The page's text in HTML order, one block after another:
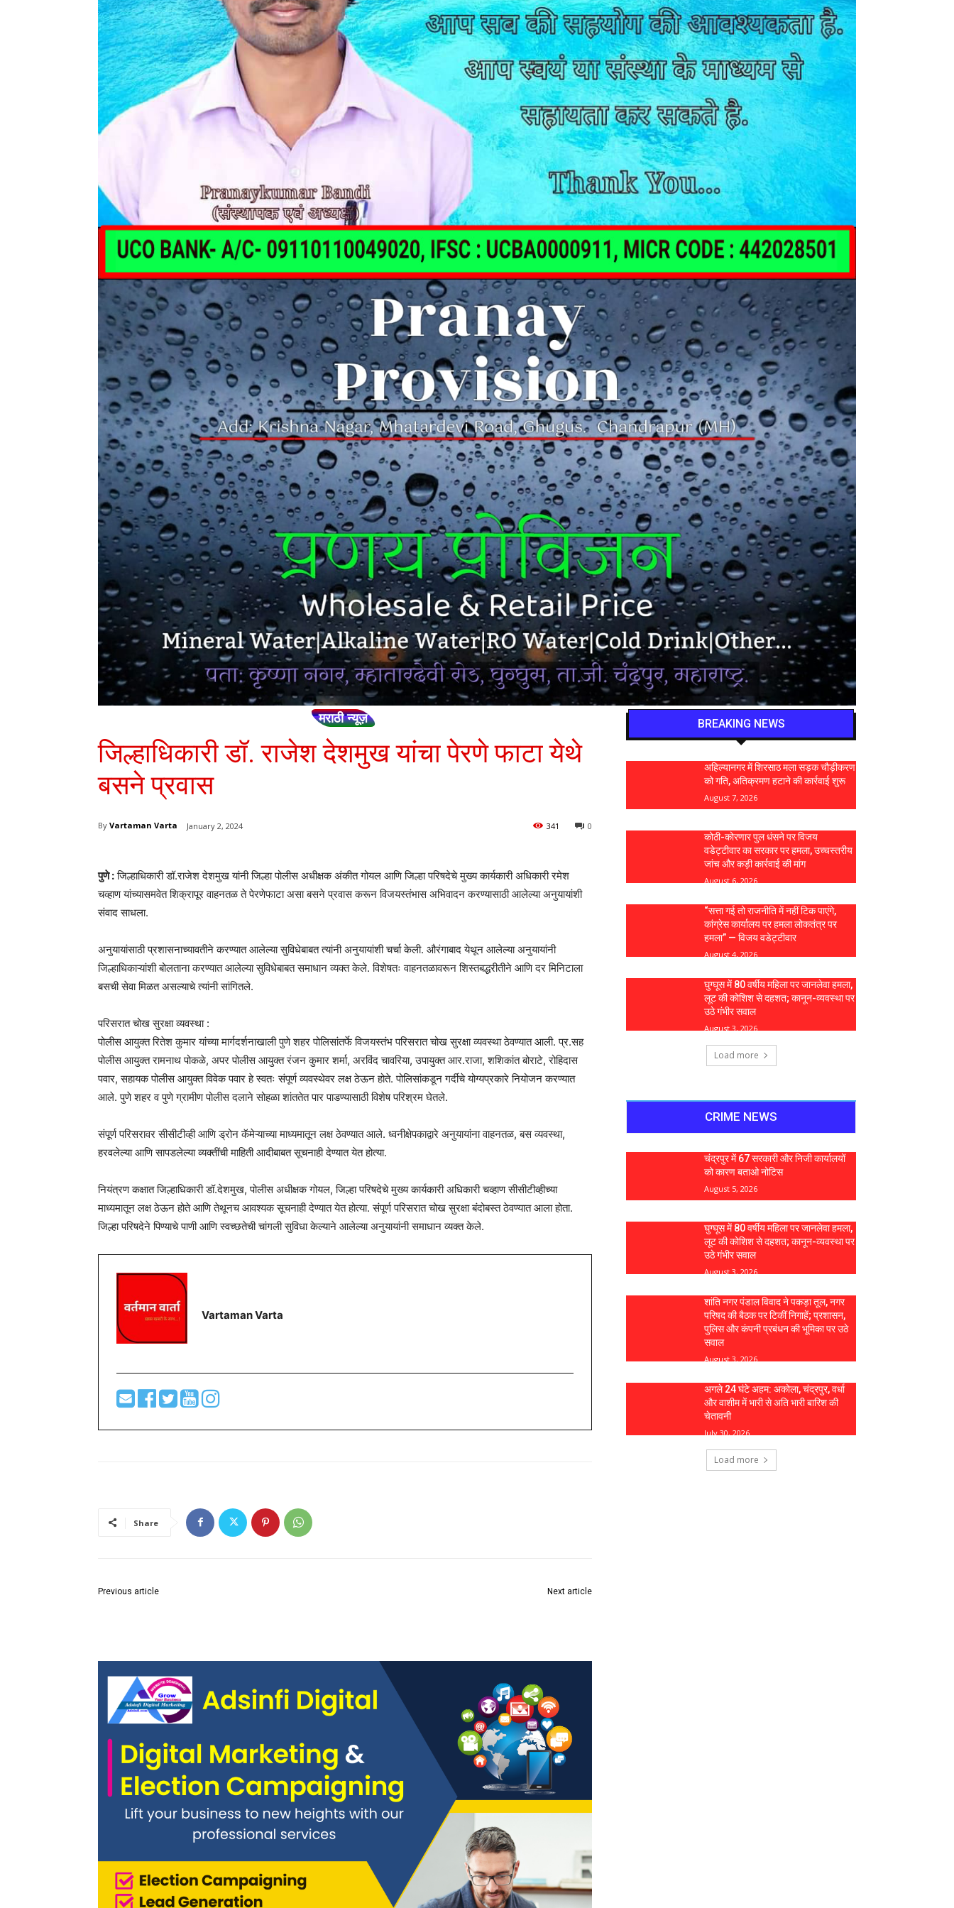
मराठी न्यूज़
जिल्हाधिकारी डॉ. राजेश देशमुख यांचा पेरणे फाटा येथे
बसने प्रवास
By Vartaman Varta January 2, 2024 0
341
पुणे :जिल्हाधिकारी डॉ.राजेश देशमुख यांनी जिल्हा पोलीस अधीक्षक अंकीत गोयल आणि जिल्हा परिषदेचे मुख्य कार्यकारी अधिकारी रमेश
चव्हाण यांच्यासमवेत शिक्रापूर वाहनतळ ते पेरणेफाटा असा बसने प्रवास करून विजयस्तंभास अभिवादन करण्यासाठी आलेल्या अनुयायांशी
संवाद साधला.
अनुयायांसाठी प्रशासनाच्यावतीने करण्यात आलेल्या सुविधेबाबत त्यांनी अनुयायांशी चर्चा केली. औरंगाबाद येथून आलेल्या अनुयायांनी
जिल्हाधिकाऱ्यांशी बोलताना करण्यात आलेल्या सुविधेबाबत समाधान व्यक्त केले. विशेषतः वाहनतळावरून शिस्तबद्धरीतीने आणि दर मिनिटाला
बसची सेवा मिळत असल्याचे त्यांनी सांगितले.
परिसरात चोख सुरक्षा व्यवस्था :
पोलीस आयुक्त रितेश कुमार यांच्या मार्गदर्शनाखाली पुणे शहर पोलिसांतर्फे विजयस्तंभ परिसरात चोख सुरक्षा व्यवस्था ठेवण्यात आली. प्र.सह
पोलीस आयुक्त रामनाथ पोकळे, अपर पोलीस आयुक्त रंजन कुमार शर्मा, अरविंद चावरिया, उपायुक्त आर.राजा, शशिकांत बोराटे, रोहिदास
पवार, सहायक पोलीस आयुक्त विवेक पवार हे स्वतः संपूर्ण व्यवस्थेवर लक्ष ठेऊन होते. पोलिसांकडून गर्दीचे योग्यप्रकारे नियोजन करण्यात
आले. पुणे शहर व पुणे ग्रामीण पोलीस दलाने सोहळा शांततेत पार पाडण्यासाठी विशेष परिश्रम घेतले.
संपूर्ण परिसरावर सीसीटीव्ही आणि ड्रोन कॅमेऱ्याच्या माध्यमातून लक्ष ठेवण्यात आले. ध्वनीक्षेपकाद्वारे अनुयायांना वाहनतळ, बस व्यवस्था,
हरवलेल्या आणि सापडलेल्या व्यक्तींची माहिती आदीबाबत सूचनाही देण्यात येत होत्या.
नियंत्रण कक्षात जिल्हाधिकारी डॉ.देशमुख, पोलीस अधीक्षक गोयल, जिल्हा परिषदेचे मुख्य कार्यकारी अधिकारी चव्हाण सीसीटीव्हीच्या
माध्यमातून लक्ष ठेऊन होते आणि तेथूनच आवश्यक सूचनाही देण्यात येत होत्या. संपूर्ण परिसरात चोख सुरक्षा बंदोबस्त ठेवण्यात आला होता.
जिल्हा परिषदेने पिण्याचे पाणी आणि स्वच्छतेची चांगली सुविधा केल्याने आलेल्या अनुयायांनी समाधान व्यक्त केले.
Vartaman Varta
Share
Previous article Next article
BREAKING NEWS
अहिल्यानगर में शिरसाठ मला सड़क चौड़ीकरण
को गति, अतिक्रमण हटाने की कार्रवाई शुरू
August 7, 2026
कोठी-कोरणार पुल धंसने पर विजय
वडेट्टीवार का सरकार पर हमला, उच्चस्तरीय
जांच और कड़ी कार्रवाई की मांग
August 6, 2026
“सत्ता गई तो राजनीति में नहीं टिक पाएंगे,
कांग्रेस कार्यालय पर हमला लोकतंत्र पर
हमला” — विजय वडेट्टीवार
August 4, 2026
घुग्घूस में 80 वर्षीय महिला पर जानलेवा हमला,
लूट की कोशिश से दहशत; कानून-व्यवस्था पर
उठे गंभीर सवाल
August 3, 2026
Load more
CRIME NEWS
चंद्रपुर में 67 सरकारी और निजी कार्यालयों
को कारण बताओ नोटिस
August 5, 2026
घुग्घूस में 80 वर्षीय महिला पर जानलेवा हमला,
लूट की कोशिश से दहशत; कानून-व्यवस्था पर
उठे गंभीर सवाल
August 3, 2026
शांति नगर पंडाल विवाद ने पकड़ा तूल, नगर
परिषद की बैठक पर टिकीं निगाहें; प्रशासन,
पुलिस और कंपनी प्रबंधन की भूमिका पर उठे
सवाल
August 3, 2026
अगले 24 घंटे अहम: अकोला, चंद्रपुर, वर्धा
और वाशीम में भारी से अति भारी बारिश की
चेतावनी
July 30, 2026
Load more